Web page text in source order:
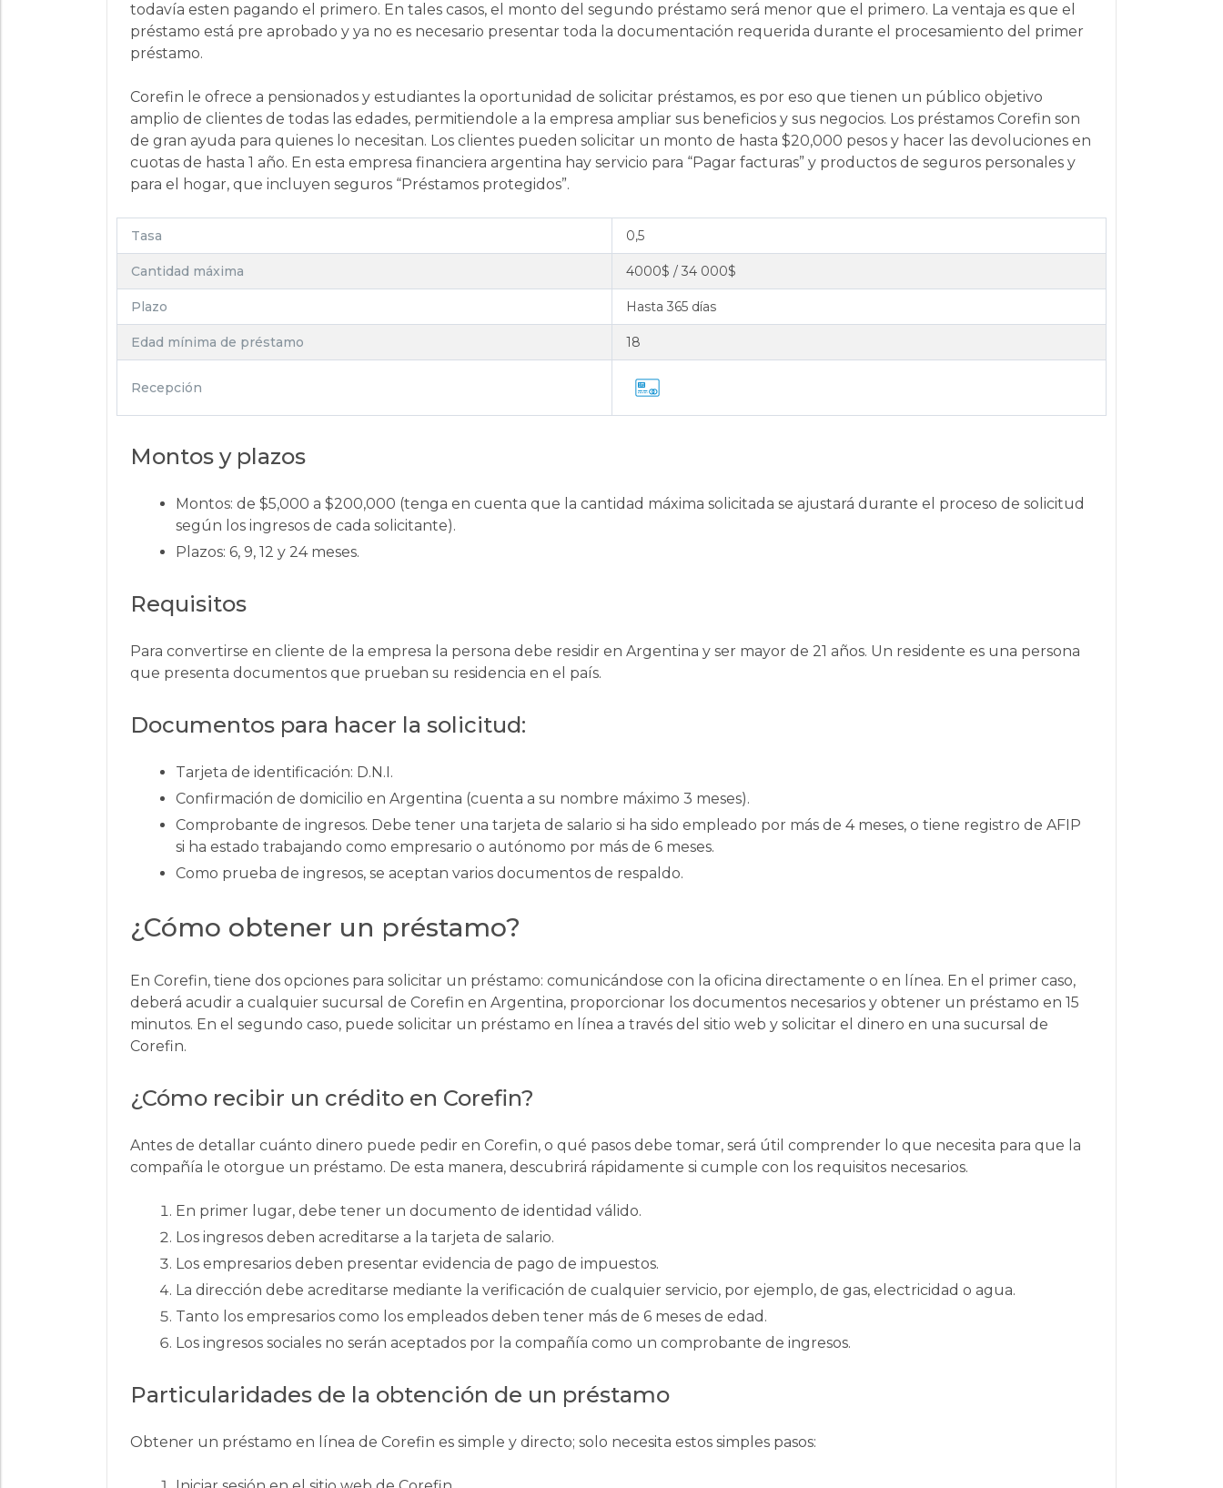
todavía esten pagando el primero. En tales casos, el monto del segundo préstamo será menor que el primero. La ventaja es que el
préstamo está pre aprobado y ya no es necesario presentar toda la documentación requerida durante el procesamiento del primer
préstamo.
Corefin le ofrece a pensionados y estudiantes la oportunidad de solicitar préstamos, es por eso que tienen un público objetivo
amplio de clientes de todas las edades, permitiendole a la empresa ampliar sus beneficios y sus negocios. Los préstamos Corefin son
de gran ayuda para quienes lo necesitan. Los clientes pueden solicitar un monto de hasta $20,000 pesos y hacer las devoluciones en
cuotas de hasta 1 año. En esta empresa financiera argentina hay servicio para “Pagar facturas” y productos de seguros personales y
para el hogar, que incluyen seguros “Préstamos protegidos”.
Tasa 0,5
Cantidad máxima 4000$ / 34 000$
Plazo Hasta 365 días
Edad mínima de préstamo 18
Recepción
Montos y plazos
Montos: de $5,000 a $200,000 (tenga en cuenta que la cantidad máxima solicitada se ajustará durante el proceso de solicitud
según los ingresos de cada solicitante).
Plazos: 6, 9, 12 y 24 meses.
Requisitos
Para convertirse en cliente de la empresa la persona debe residir en Argentina y ser mayor de 21 años. Un residente es una persona
que presenta documentos que prueban su residencia en el país.
Documentos para hacer la solicitud:
Tarjeta de identificación: D.N.I.
Confirmación de domicilio en Argentina (cuenta a su nombre máximo 3 meses).
Comprobante de ingresos. Debe tener una tarjeta de salario si ha sido empleado por más de 4 meses, o tiene registro de AFIP
si ha estado trabajando como empresario o autónomo por más de 6 meses.
Como prueba de ingresos, se aceptan varios documentos de respaldo.
¿Cómo obtener un préstamo?
En Corefin, tiene dos opciones para solicitar un préstamo: comunicándose con la oficina directamente o en línea. En el primer caso,
deberá acudir a cualquier sucursal de Corefin en Argentina, proporcionar los documentos necesarios y obtener un préstamo en 15
minutos. En el segundo caso, puede solicitar un préstamo en línea a través del sitio web y solicitar el dinero en una sucursal de
Corefin.
¿Cómo recibir un crédito en Corefin?
Antes de detallar cuánto dinero puede pedir en Corefin, o qué pasos debe tomar, será útil comprender lo que necesita para que la
compañía le otorgue un préstamo. De esta manera, descubrirá rápidamente si cumple con los requisitos necesarios.
En primer lugar, debe tener un documento de identidad válido.
Los ingresos deben acreditarse a la tarjeta de salario.
Los empresarios deben presentar evidencia de pago de impuestos.
La dirección debe acreditarse mediante la verificación de cualquier servicio, por ejemplo, de gas, electricidad o agua.
Tanto los empresarios como los empleados deben tener más de 6 meses de edad.
Los ingresos sociales no serán aceptados por la compañía como un comprobante de ingresos.
Particularidades de la obtención de un préstamo
Obtener un préstamo en línea de Corefin es simple y directo; solo necesita estos simples pasos: